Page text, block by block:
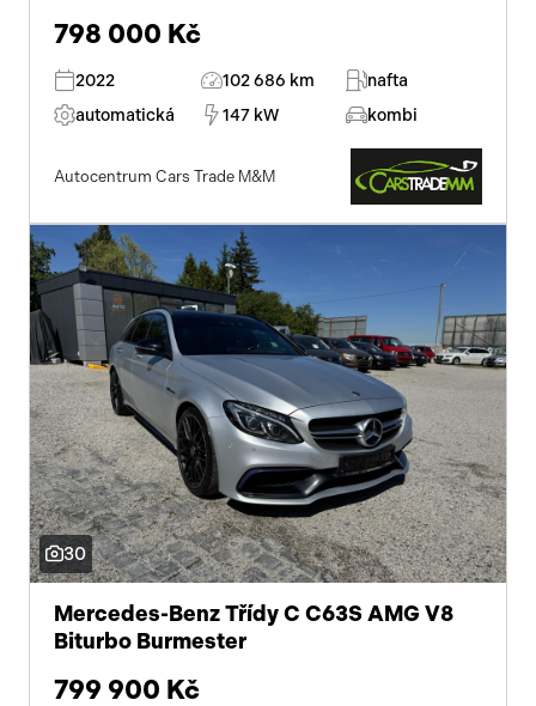
798 000 Kč
2022 102 686 km
nafta
automatická
147 kW kombi
Autocentrum Cars Trade M&M
30
Mercedes-Benz Třídy C C63S AMG V8
Biturbo Burmester
799 900 Kč